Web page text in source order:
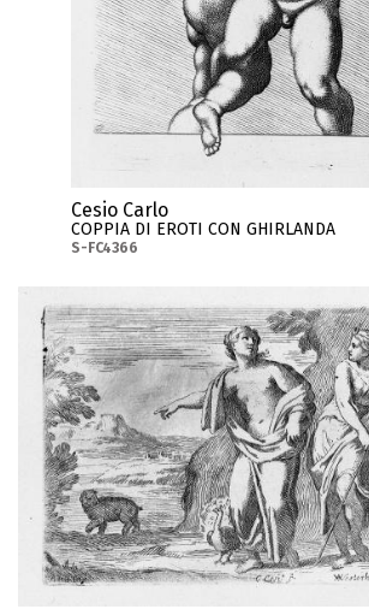
Cesio Carlo
COPPIA DI EROTI CON GHIRLANDA
S-FC4366